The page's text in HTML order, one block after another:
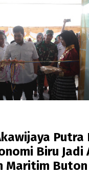
Putra
Biru Jadi
Maritim Buton